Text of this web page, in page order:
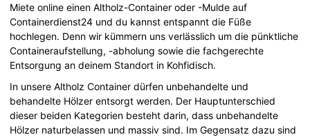
Miete online einen Altholz-Container oder -Mulde auf
Containerdienst24 und du kannst entspannt die Füße
hochlegen. Denn wir kümmern uns verlässlich um die pünktliche
Containeraufstellung, -abholung sowie die fachgerechte
Entsorgung an deinem Standort in Kohfidisch.
In unsere Altholz Container dürfen unbehandelte und
behandelte Hölzer entsorgt werden. Der Hauptunterschied
dieser beiden Kategorien besteht darin, dass unbehandelte
Hölzer naturbelassen und massiv sind. Im Gegensatz dazu sind